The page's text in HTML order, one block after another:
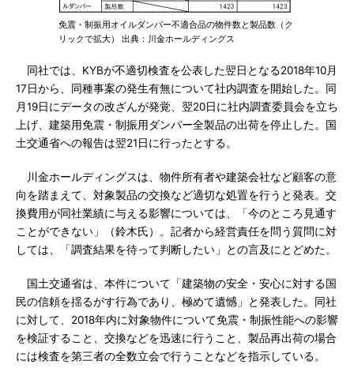
免震・制振用オイルダンパー不適合品の物件数と製品数（ク
リックで拡大） 出典：川金ホールディングス
同社では、KYBが不適切検査を公表した翌日となる2018年10月
17日から、同種事案の発生有無について社内調査を開始した。同
月19日にデータの改ざんが発覚、翌20日に社内調査委員会を立ち
上げ、建築用免震・制振用ダンパー全製品の出荷を停止した。国
土交通省への報告は翌21日に行ったとする。
川金ホールディングスは、物件所有者や建築会社など顧客の意
向を踏まえて、対象製品の交換など適切な処置を行うと発表。交
換費用が同社業績に与える影響については、「今のところ見通す
ことができない」（鈴木氏）。記者から経営責任を問う質問に対
しては、「調査結果を待って判断したい」との言及にとどめた。
国土交通省は、本件について「建築物の安全・安心に対する国
民の信頼を揺るがす行為であり、極めて遺憾」と発表した。同社
に対して、2018年内に対象物件について免震・制振性能への影響
を検証すること、交換などを迅速に行うこと、製品再出荷の場合
には検査を第三者の全数立会で行うことなどを指示している。